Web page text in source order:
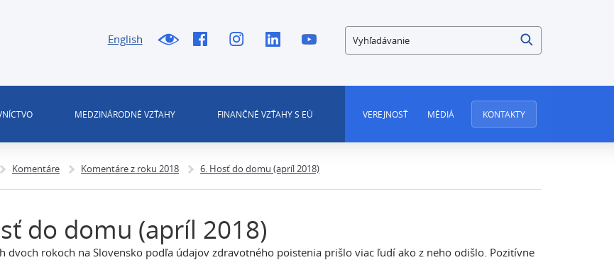
English Vyhľadávanie
MEDZINÁRODNÉ VZŤAHY FINANČNÉ VZŤAHY S EÚ VEREJNOSŤ MÉDIÁ KONTAKTY
Komentáre Komentáre z roku 2018 6. Hosť do domu (apríl 2018)
do domu (apríl 2018)
dvoch rokoch na Slovensko podľa údajov zdravotného poistenia prišlo viac ľudí ako z neho odišlo. Pozitívne